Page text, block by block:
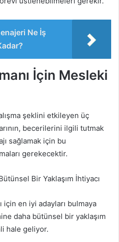
Ne İş
İçin Mesleki
şeklini etkileyen üç
becerilerini ilgili tutmak
sağlamak için bu
gerekecektir.
Bir Yaklaşım İhtiyacı
için en iyi adayları bulmaya
daha bütünsel bir yaklaşım
hale geliyor.